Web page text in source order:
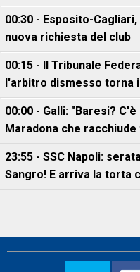
00:30 - Esposito-
nuova richiesta del club
00:15 - Il Tribunale
l'arbitro dismesso torna
00:00 - Galli: "Baresi?
Maradona che
23:55 - SSC Napoli:
Sangro! E arriva la torta